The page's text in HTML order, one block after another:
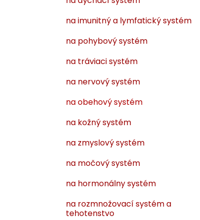
na imunitný a lymfatický systém
na pohybový systém
na tráviaci systém
na nervový systém
na obehový systém
na kožný systém
na zmyslový systém
na močový systém
na hormonálny systém
na rozmnožovací systém a
tehotenstvo